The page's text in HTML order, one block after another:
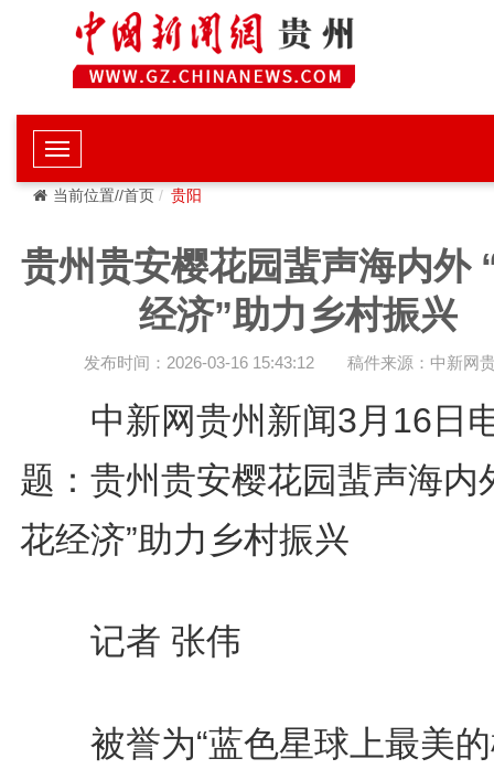
当前位置//首页 贵阳
贵州贵安樱花园蜚声海内外
经济”助力乡村振兴
发布时间：2026-03-16 15:43:12 稿件来源：中新网
中新网贵州新闻3月16
题：贵州贵安樱花园蜚声海内
花经济”助力乡村振兴
记者 张伟
被誉为“蓝色星球上最美的